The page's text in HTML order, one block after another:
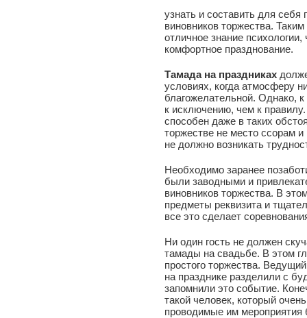
узнать и составить для себя
виновников торжества.
отличное знание
комфортное празднование.
Тамада на праздниках
условиях, когда атмосферу
благожелательной. Однако,
к исключению, чем к
способен даже в таких
торжестве не место ссорам
не должно возникать
Необходимо заранее
были заводными и
виновников торжества. В
предметы реквизита и
все это сделает
Ни один гость не должен
тамады на свадьбе. В этом
простого торжества.
на празднике разделили с
запомнили это событие.
такой человек, который
проводимые им